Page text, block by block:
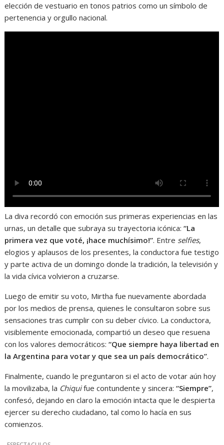
elección de vestuario en tonos patrios como un símbolo de
pertenencia y orgullo nacional.
La diva recordó con emoción sus primeras experiencias en las
urnas, un detalle que subraya su trayectoria icónica:“La
primera vez que voté, ¡hace muchísimo!”. Entre selfies,
elogios y aplausos de los presentes, la conductora fue testigo
y parte activa de un domingo donde la tradición, la televisión y
la vida cívica volvieron a cruzarse.
Luego de emitir su voto, Mirtha fue nuevamente abordada
por los medios de prensa, quienes le consultaron sobre sus
sensaciones tras cumplir con su deber cívico. La conductora,
visiblemente emocionada, compartió un deseo que resuena
con los valores democráticos:“Que siempre haya libertad en
la Argentina para votar y que sea un país democrático”.
Finalmente, cuando le preguntaron si el acto de votar aún hoy
la movilizaba, la Chiquifue contundente y sincera:“Siempre”,
confesó, dejando en claro la emoción intacta que le despierta
ejercer su derecho ciudadano, tal como lo hacía en sus
comienzos.